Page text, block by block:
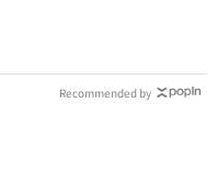
Recommended by